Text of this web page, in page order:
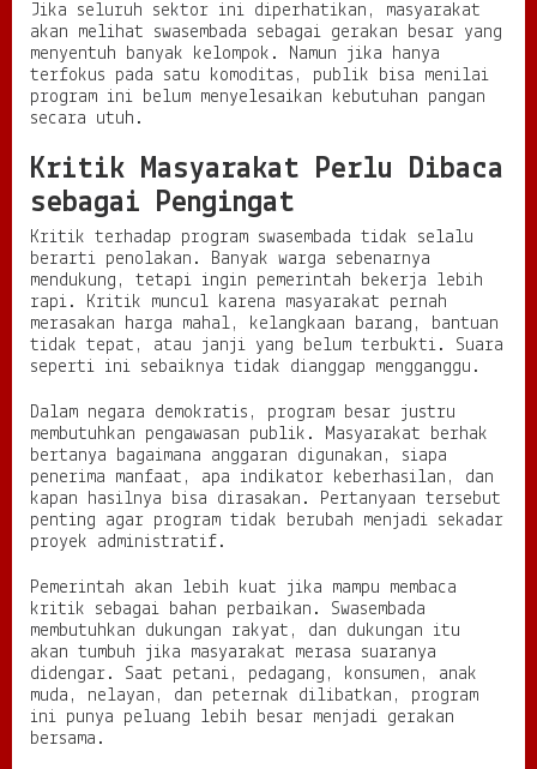
Jika seluruh sektor ini diperhatikan, masyarakat
akan melihat swasembada sebagai gerakan besar yang
menyentuh banyak kelompok. Namun jika hanya
terfokus pada satu komoditas, publik bisa menilai
program ini belum menyelesaikan kebutuhan pangan
secara utuh.
Kritik Masyarakat Perlu Dibaca
sebagai Pengingat
Kritik terhadap program swasembada tidak selalu
berarti penolakan. Banyak warga sebenarnya
mendukung, tetapi ingin pemerintah bekerja lebih
rapi. Kritik muncul karena masyarakat pernah
merasakan harga mahal, kelangkaan barang, bantuan
tidak tepat, atau janji yang belum terbukti. Suara
seperti ini sebaiknya tidak dianggap mengganggu.
Dalam negara demokratis, program besar justru
membutuhkan pengawasan publik. Masyarakat berhak
bertanya bagaimana anggaran digunakan, siapa
penerima manfaat, apa indikator keberhasilan, dan
kapan hasilnya bisa dirasakan. Pertanyaan tersebut
penting agar program tidak berubah menjadi sekadar
proyek administratif.
Pemerintah akan lebih kuat jika mampu membaca
kritik sebagai bahan perbaikan. Swasembada
membutuhkan dukungan rakyat, dan dukungan itu
akan tumbuh jika masyarakat merasa suaranya
didengar. Saat petani, pedagang, konsumen, anak
muda, nelayan, dan peternak dilibatkan, program
ini punya peluang lebih besar menjadi gerakan
bersama.